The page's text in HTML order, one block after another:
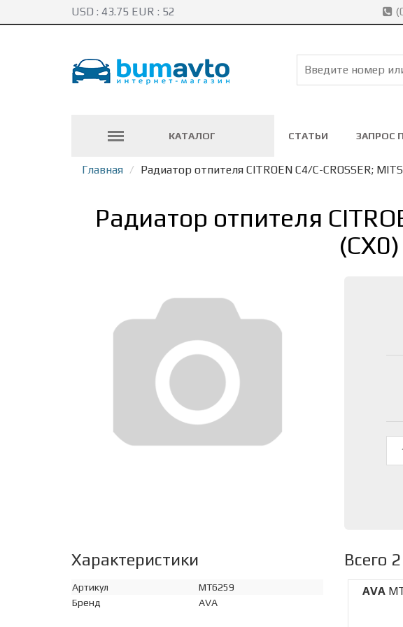
USD : 43.75 EUR : 52
КАТАЛОГ СТАТЬИ ЗАПРОС
Главная Радиатор отпителя CITROEN C4/C-CROSSER;
Радиатор отпителя
Характеристики
Артикул
MT6259
Бренд
AVA
Всего
AVA